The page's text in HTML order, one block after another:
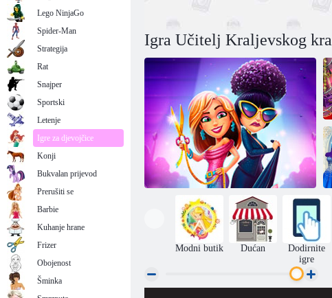
Igra Učitelj Kraljevskog
Modni butik Dućan
Dodirnite
igre
Lego NinjaGo
Spider-Man
Strategija
Rat
Snajper
Sportski
Letenje
Igre za djevojčice
Konji
Bukvalan prijevod
Prerušiti se
Barbie
Kuhanje hrane
Frizer
Obojenost
Šminka